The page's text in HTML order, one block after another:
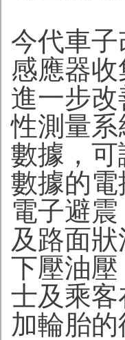
今代車
感應器
進一步
性測量
數據，
數據的
電子避
及路面
下壓油
士及乘
加輪胎的